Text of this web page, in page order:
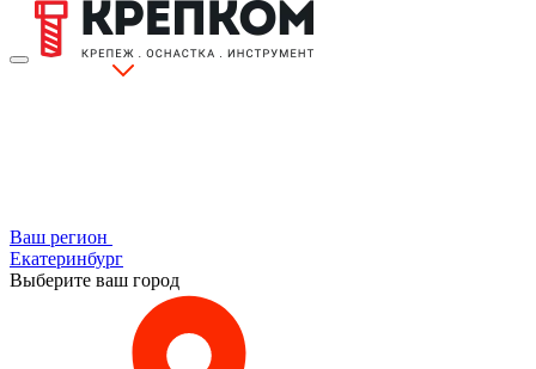
Ваш регион
Екатеринбург
Выберите ваш город